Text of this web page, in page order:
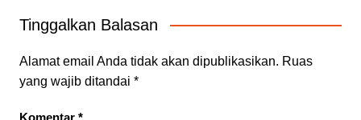
Tinggalkan Balasan
Alamat email Anda tidak akan dipublikasikan. Ruas
yang wajib ditandai *
Komentar *